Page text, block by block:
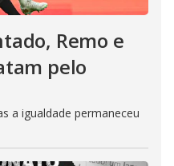
Remo e
pelo
a igualdade permaneceu